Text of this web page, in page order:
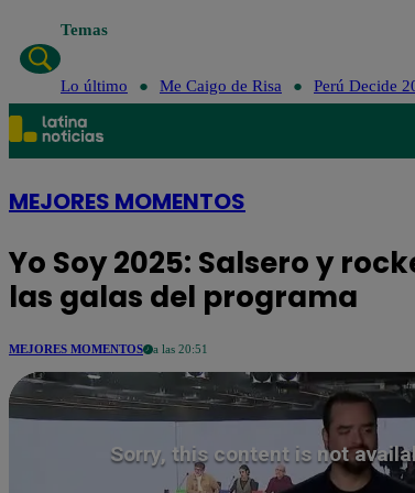
Temas
Lo último Me Caigo de Risa Perú Decide
MEJORES MOMENTOS
Yo Soy 2025: Salsero y
las galas del programa
MEJORES MOMENTOS a las 20:51